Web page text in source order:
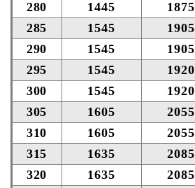
280
1445 1875
285
1545
1905
290
1545 1905
295
1545
1920
300
1545 1920
305
1605
2055
310
1605 2055
315
1635
2085
320
1635 2085